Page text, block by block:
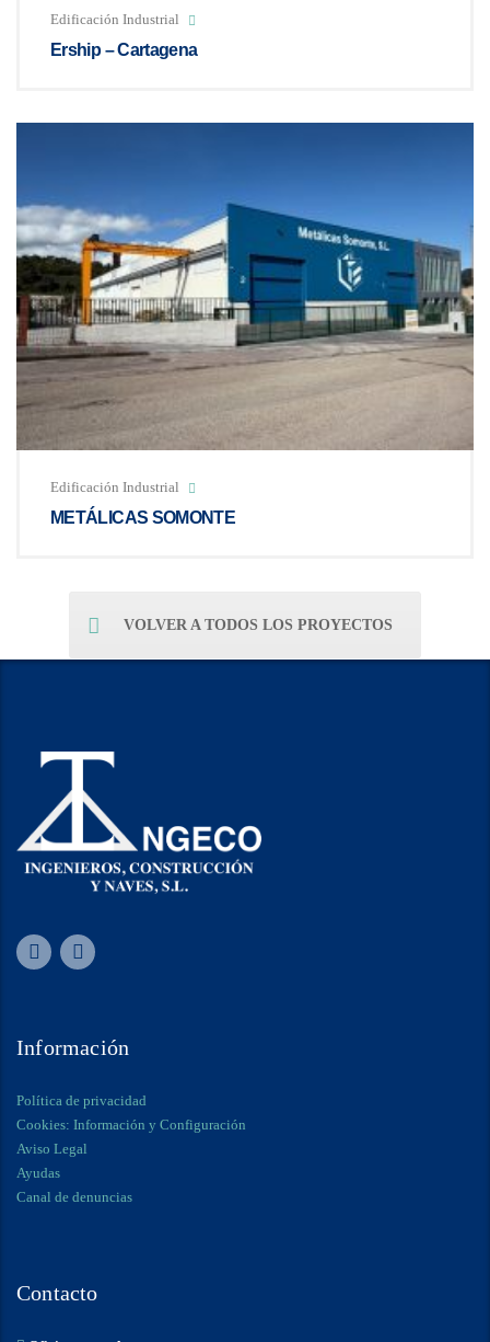
Edificación Industrial
Ership – Cartagena
Edificación Industrial
METÁLICAS SOMONTE
VOLVER A TODOS LOS PROYECTOS
Información
Política de privacidad
Cookies: Información y Configuración
Aviso Legal
Ayudas
Canal de denuncias
Contacto